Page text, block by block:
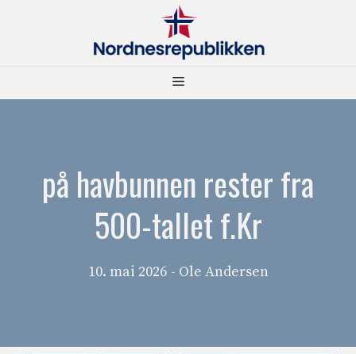
Meny
på havbunnen rester fra
500-tallet f.Kr
10. mai 2026 - Ole Andersen